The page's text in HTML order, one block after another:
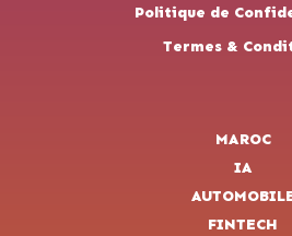
Politique de
Termes &
MAROC
IA
FINTECH